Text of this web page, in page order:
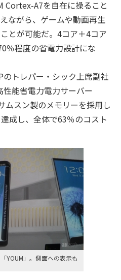
Cortex-A7を自在に操ること
ながら、ゲームや動画再生
とが可能だ。4コア＋4コア
％程度の省電力設計にな
トレパー・シック上席副社
能省電力電力サーバー
ムスン製のメモリーを採用し
成し、全体で63％のコスト
YOUM」。側面への表示も